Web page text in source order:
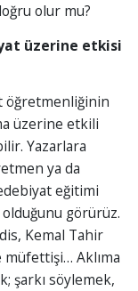
olur mu?
üzerine etkisi
öğretmenliğinin
üzerine etkili
Yazarlara
ya da
eğitimi
olduğunu görürüz.
Kemal Tahir
müfettişi… Aklıma
şarkı söylemek,